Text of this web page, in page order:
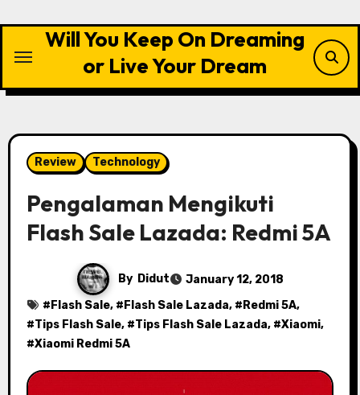
content
Will You Keep On Dreaming
or Live Your Dream
Review Technology
Pengalaman Mengikuti
Flash Sale Lazada: Redmi 5A
By Didut
January 12, 2018
# Flash Sale, # Flash Sale Lazada, # Redmi 5A,
#Tips Flash Sale, #Tips Flash Sale Lazada, #Xiaomi,
#Xiaomi Redmi 5A